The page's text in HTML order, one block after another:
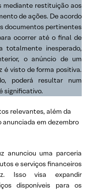
mediante restituição aos
de ações. De acordo
documentos pertinentes
ocorrer até o final de
totalmente inesperado,
o anúncio de um
é visto de forma positiva.
poderá resultar num
significativo.
relevantes, além da
anunciada em dezembro
anunciou uma parceria
e serviços financeiros
Isso visa expandir
disponíveis para os